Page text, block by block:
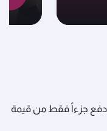
جزءاً فقط من قيمة